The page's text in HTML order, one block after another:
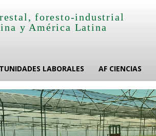
foresto-industrial
y América Latina
LABORALES AF CIENCIAS